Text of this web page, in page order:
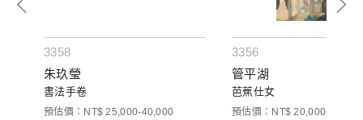
3358
朱玖瑩
書法手卷
預估價：NT$ 25,000-40,000
3356
管平湖
芭蕉仕女
預估價：NT$ 20,000-30,000